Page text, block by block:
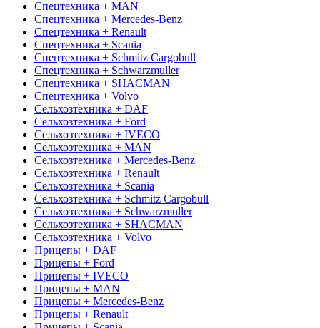
Спецтехника + MAN
Спецтехника + Mercedes-Benz
Спецтехника + Renault
Спецтехника + Scania
Спецтехника + Schmitz Cargobull
Спецтехника + Schwarzmuller
Спецтехника + SHACMAN
Спецтехника + Volvo
Сельхозтехника + DAF
Сельхозтехника + Ford
Сельхозтехника + IVECO
Сельхозтехника + MAN
Сельхозтехника + Mercedes-Benz
Сельхозтехника + Renault
Сельхозтехника + Scania
Сельхозтехника + Schmitz Cargobull
Сельхозтехника + Schwarzmuller
Сельхозтехника + SHACMAN
Сельхозтехника + Volvo
Прицепы + DAF
Прицепы + Ford
Прицепы + IVECO
Прицепы + MAN
Прицепы + Mercedes-Benz
Прицепы + Renault